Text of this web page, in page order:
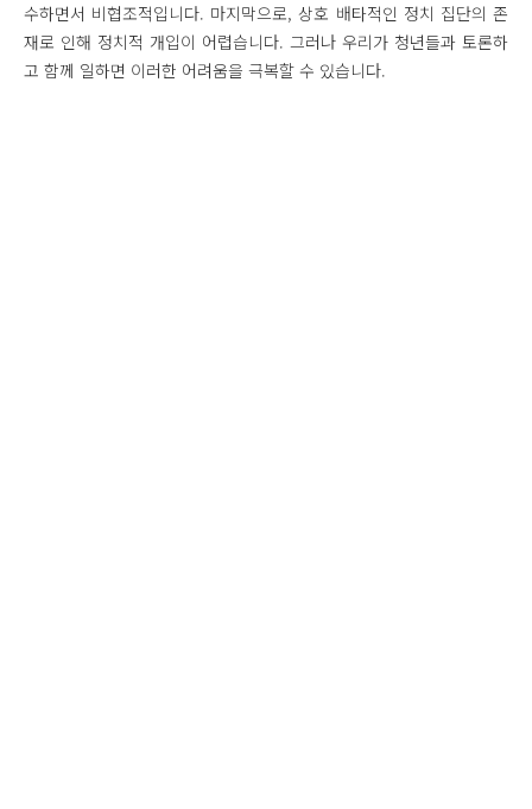
수하면서 비협조적입니다. 마지막으로, 상호 배타적인 정치 집단의 존
재로 인해 정치적 개입이 어렵습니다. 그러나 우리가 청년들과 토론하
고 함께 일하면 이러한 어려움을 극복할 수 있습니다.